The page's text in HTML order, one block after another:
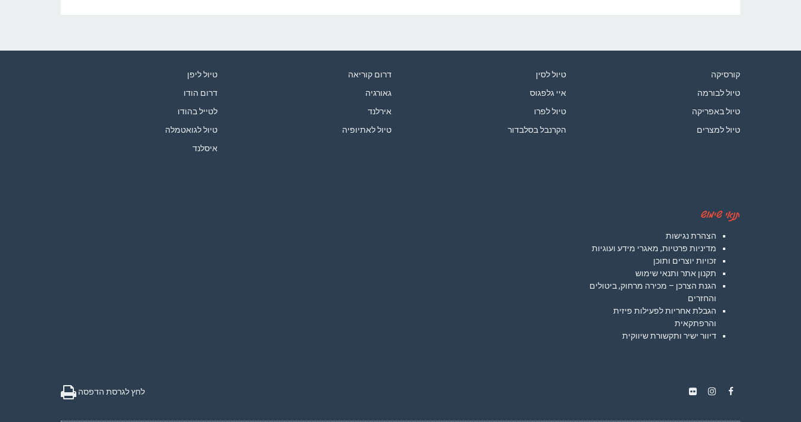
קורסיקה
טיול לבורמה
טיול באפריקה
טיול למצרים
טיול לסין
איי גלפגוס
טיול לפרו
הקרנבל בסלבדור
דרום קוריאה
גאורגיה
אירלנד
טיול לאתיופיה
טיול ליפן
דרום הודו
לטייל בהודו
טיול לגואטמלה
איסלנד
תנאי שימוש
הצהרת נגישות
מדיניות פרטיות, מאגרי מידע ועוגיות
זכויות יוצרים ותוכן
תקנון אתר ותנאי שימוש
הגנת הצרכן – מכירה מרחוק, ביטולים
והחזרים
הגבלת אחריות לפעילות פיזית
והרפתקאית
דיוור ישיר ותקשורת שיווקית
לחץ לגרסת הדפסה